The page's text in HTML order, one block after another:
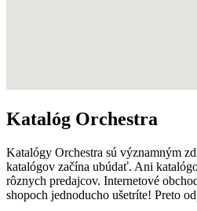
Katalóg Orchestra
Katalógy Orchestra sú významným
katalógov začína ubúdať. Ani
rôznych predajcov. Internetové
shopoch jednoducho ušetríte! Preto